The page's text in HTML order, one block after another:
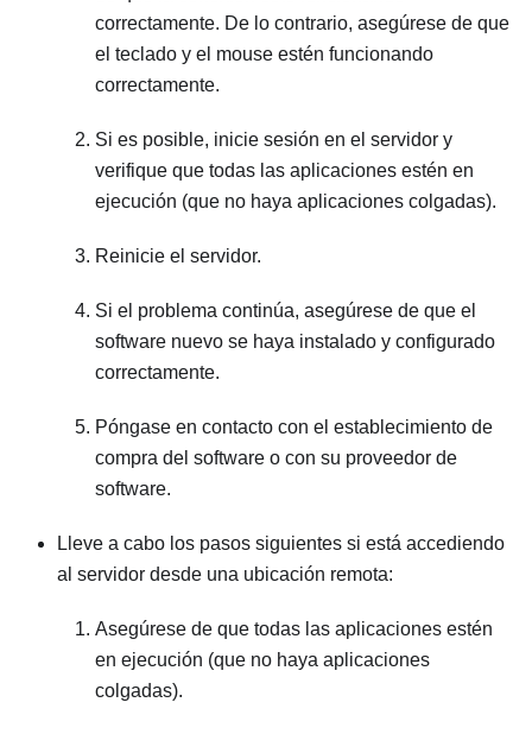
correctamente. De lo contrario, asegúrese de que
el teclado y el mouse estén funcionando
correctamente.
Si es posible, inicie sesión en el servidor y
verifique que todas las aplicaciones estén en
ejecución (que no haya aplicaciones colgadas).
Reinicie el servidor.
Si el problema continúa, asegúrese de que el
software nuevo se haya instalado y configurado
correctamente.
Póngase en contacto con el establecimiento de
compra del software o con su proveedor de
software.
Lleve a cabo los pasos siguientes si está accediendo
al servidor desde una ubicación remota:
Asegúrese de que todas las aplicaciones estén
en ejecución (que no haya aplicaciones
colgadas).